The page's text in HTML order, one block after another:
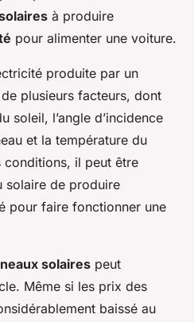
à produire
pour alimenter une voiture.
produite par un
plusieurs facteurs, dont
soleil, l’angle d’incidence
et la température du
conditions, il peut être
solaire de produire
pour faire fonctionner une
solaires peut
Même si les prix des
baissé au